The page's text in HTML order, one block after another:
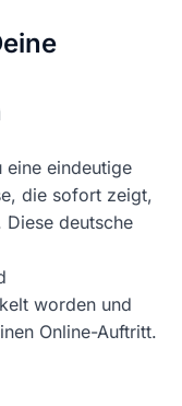
eine eindeutige
die sofort zeigt,
deutsche
worden und
Online-Auftritt.